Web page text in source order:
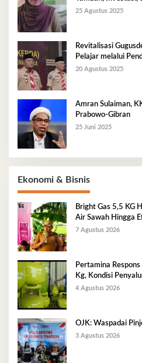
Berkelanjutan
25 Agustus 2025
Revitalisasi
Pelajar melalui
20 Agustus 2025
Amran Sulaiman,
Prabowo-Gibran
25 Juni 2025
Ekonomi & Bisnis
Bright Gas 5,5 KG
Air Sawah Hingga
Kg
7 Agustus 2026
Pertamina
Kg, Kondisi
Berlangsung
4 Agustus 2026
OJK: Waspadai
3 Agustus 2026